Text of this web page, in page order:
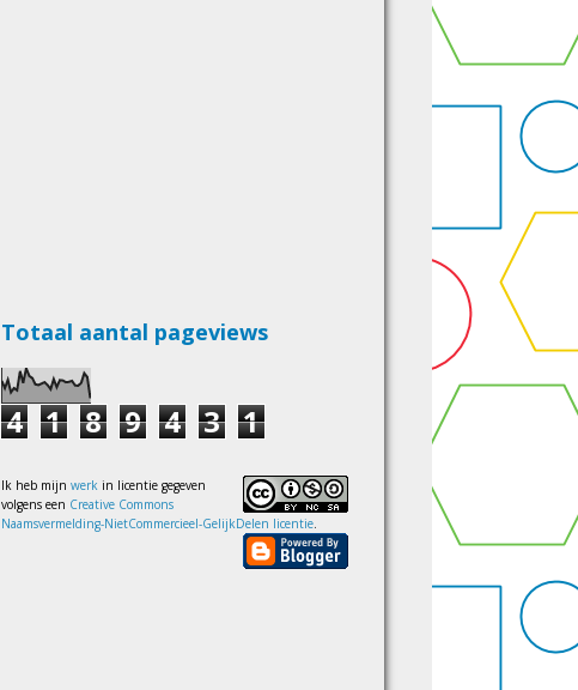
Totaal aantal pageviews
4 1 8 9 4 3 1
Ik heb mijn werk in licentie gegeven
volgens een Creative Commons
Naamsvermelding-NietCommercieel-GelijkDelen licentie